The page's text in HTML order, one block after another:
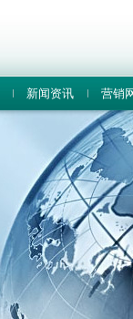
新闻资讯 营销